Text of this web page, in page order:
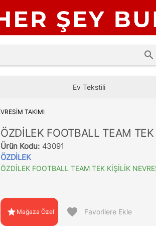
search
Ev Tekstili
TAKIMI
ÖZDİLEK FOOTBALL TEAM
Ürün Kodu: 43091
ÖZDİLEK
ÖZDİLEK FOOTBALL TEAM TEK KİŞİLİK
star Mağaza Özel favorite Favorilere Ekle